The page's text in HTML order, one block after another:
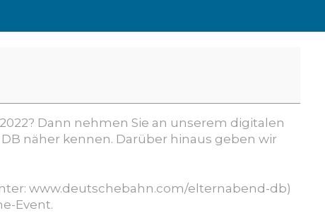
Dann nehmen Sie an unserem digitalen
näher kennen. Darüber hinaus geben wir
www.deutschebahn.com/elternabend-db)
Event.